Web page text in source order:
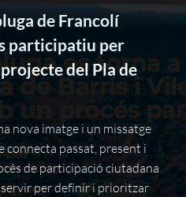
de Francolí
participatiu per
del Pla de
nova imatge i un missatge
connecta passat, present i
de participació ciutadana
per definir i prioritzar